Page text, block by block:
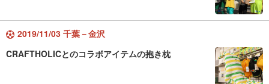
2019/11/03 千葉－金沢
CRAFTHOLICとのコラボアイテムの抱き枕